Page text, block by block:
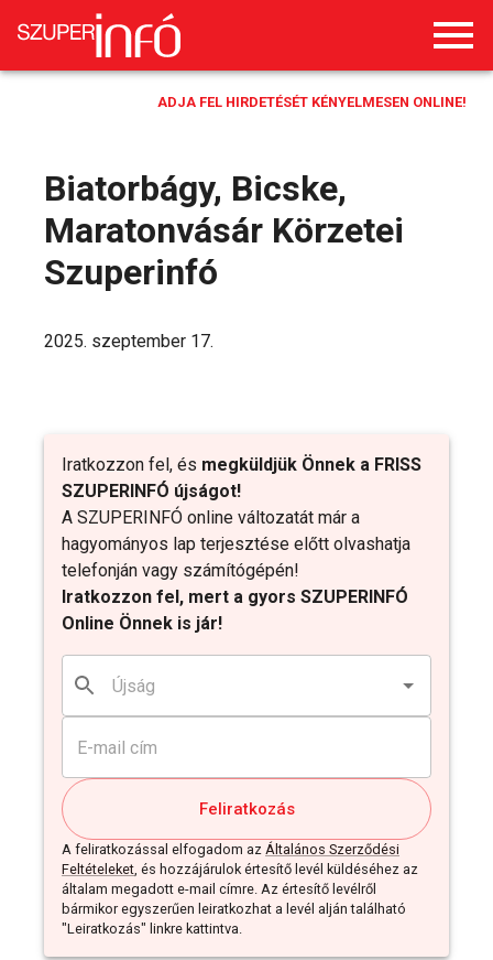
ADJA FEL HIRDETÉSÉT KÉNYELMESEN ONLINE!
Biatorbágy, Bicske,
Maratonvásár Körzetei
Szuperinfó
Iratkozzon fel, és megküldjük Önnek a FRISS
SZUPERINFÓ újságot!
A SZUPERINFÓ online változatát már a
hagyományos lap terjesztése előtt olvashatja
telefonján vagy számítógépén!
Iratkozzon fel, mert a gyors SZUPERINFÓ
Online Önnek is jár!
Feliratkozás
A feliratkozással elfogadom az Általános Szerződési
Feltételeket, és hozzájárulok értesítő levél küldéséhez az
általam megadott e-mail címre. Az értesítő levélről
bármikor egyszerűen leiratkozhat a levél alján található
"Leiratkozás" linkre kattintva.
2025. szeptember 17.